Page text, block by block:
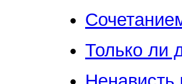
Только ли